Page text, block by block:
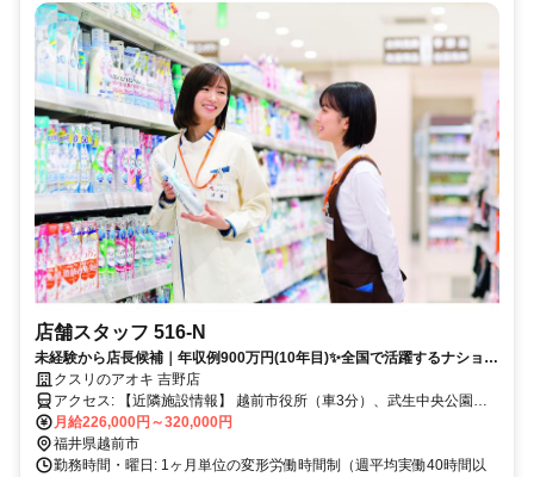
店舗スタッフ 516-N
未経験から店長候補｜年収例900万円(10年目)✨全国で活躍するナショナ
ル社員✅社宅あり
クスリのアオキ 吉野店
アクセス: 【近隣施設情報】 越前市役所（車3分）、武生中央公園
月給226,000円～320,000円
福井県越前市
勤務時間・曜日: 1ヶ月単位の変形労働時間制（週平均実働40時間以